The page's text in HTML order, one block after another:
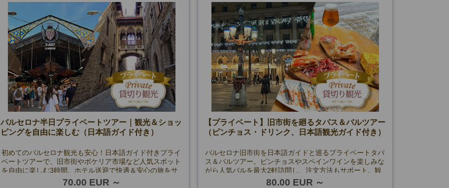
バルセロナ半日プライベートツアー｜観光＆ショッ
ピングを自由に楽しむ（日本語ガイド付き）
初めてのバルセロナ観光も安心！日本語ガイド付きプライ
ベートツアーで、旧市街やボケリア市場など人気スポット
を自由に楽しむ3時間。ホテル送迎で快適＆安心の旅をサ
70.00 EUR
【プライベート】旧市街を廻るタパス＆バルツアー
（ピンチョス・ドリンク、日本語観光ガイド付き）
バルセロナ旧市街を日本語ガイドと巡るプライベートタパ
ス＆バルツアー。ピンチョスやスペインワインを楽しみな
がら人気バルを最大2軒訪問し、注文方法もサポート。観
光後は夜景スポットへご案内する安心の半日ナイトツアー
80.00 EUR